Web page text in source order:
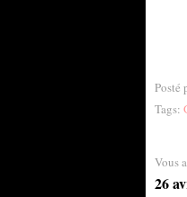
Posté
Tags:
Vous
26